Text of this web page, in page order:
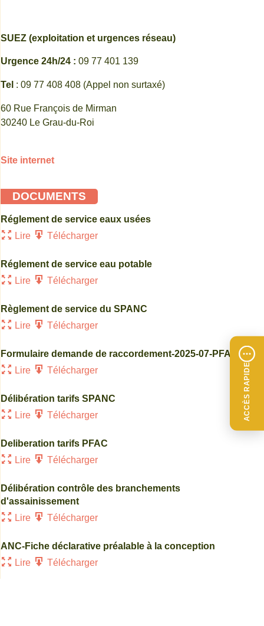
ACCÈS RAPIDE
SUEZ (exploitation et urgences réseau)
Urgence 24h/24 : 09 77 401 139
Tel : 09 77 408 408 (Appel non surtaxé)
60 Rue François de Mirman
30240 Le Grau-du-Roi
Site internet
DOCUMENTS
Réglement de service eaux usées
Lire
Télécharger
Réglement de service eau potable
Lire
Télécharger
Règlement de service du SPANC
Lire
Télécharger
Formulaire demande de raccordement-2025-07-PFAC
Lire
Télécharger
Délibération tarifs SPANC
Lire
Télécharger
Deliberation tarifs PFAC
Lire
Télécharger
Délibération contrôle des branchements
d'assainissement
Lire
Télécharger
ANC-Fiche déclarative préalable à la conception
Lire
Télécharger